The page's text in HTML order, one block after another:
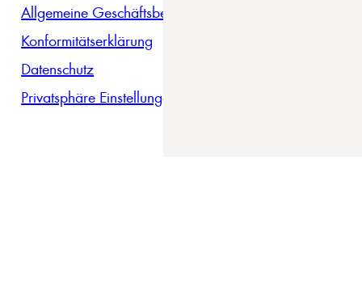
Allgemeine Geschäftsbedingungen
Konformitätserklärung
Datenschutz
Privatsphäre Einstellungen